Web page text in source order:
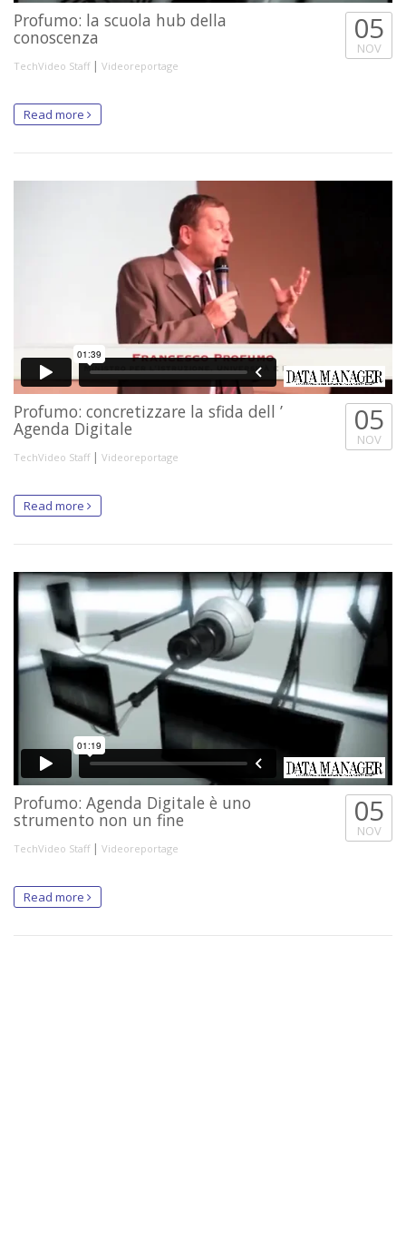
Profumo: la scuola hub della
conoscenza
TechVideo Staff | Videoreportage
05
NOV
Read more
Profumo: concretizzare la sfida dell ’
Agenda Digitale
TechVideo Staff | Videoreportage
05
NOV
Read more
Profumo: Agenda Digitale è uno
strumento non un fine
TechVideo Staff | Videoreportage
05
NOV
Read more